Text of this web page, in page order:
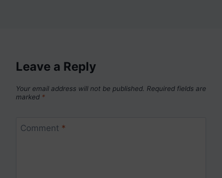
Leave a Reply
Your email address will not be published. Required fields are
marked *
Comment *